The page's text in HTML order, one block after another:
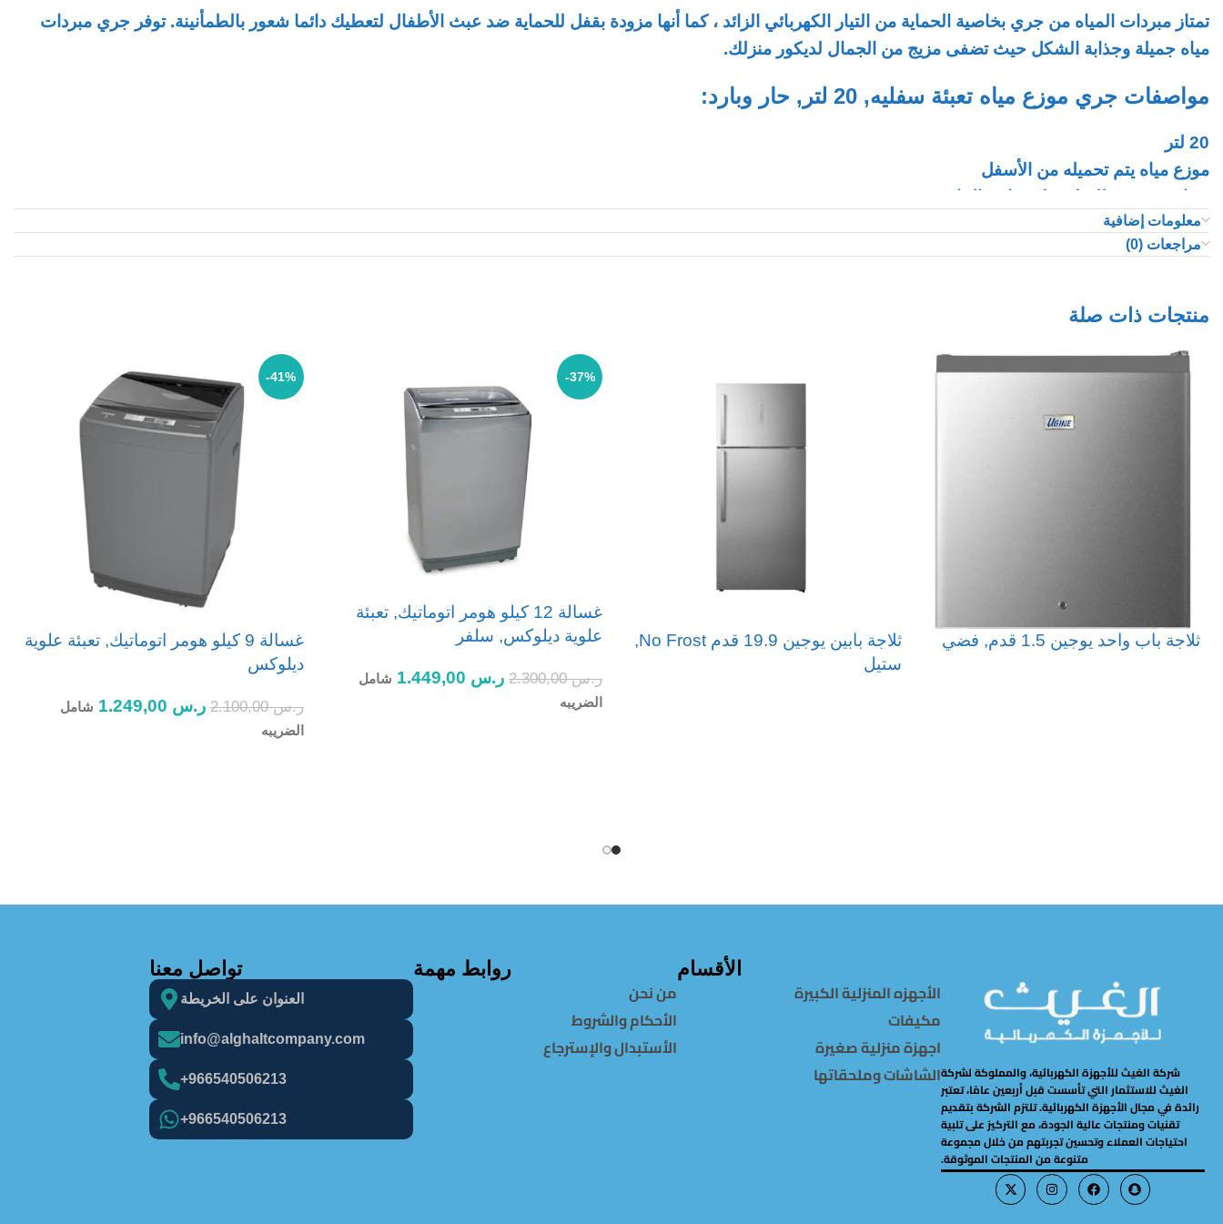
تمتاز مبردات المياه من جري بخاصية الحماية من التيار الكهربائي الزائد ، كما أنها مزودة بقفل للحماية ضد عبث الأطفال لتعطيك دائما شعور بالطمأنينة. توفر جري مبردات
مياه جميلة وجذابة الشكل حيث تضفى مزيج من الجمال لديكور منزلك.
مواصفات جري موزع مياه تعبئة سفليه, 20 لتر, حار وبارد:
20 لتر
موزع مياه يتم تحميله من الأسفل
نوع قائم مع خزانة سعة 20 لترًا
ضاغط تبريد عالي الكفاءة
خزان المياه البارد والحار من الاستانليس ستيل مقاوم للصدأ
تصميم ذو وزن خفيف لأي زاوية بالمنزل
معلومات إضافية
مراجعات (0)
منتجات ذات صلة
ثلاجة باب واحد يوجين 1.5 قدم, فضي
ثلاجة بابين يوجين 19.9 قدم No Frost,
ستيل
-37%
غسالة 12 كيلو هومر اتوماتيك, تعبئة
علوية ديلوكس, سلفر
ر.س2.300,00 ر.س
شامل
الضريبه
-41%
غسالة 9 كيلو هومر اتوماتيك, تعبئة علوية
ديلوكس
ر.س2.100,00 ر.س
شامل
الضريبه
شركة الغيث للأجهزة الكهربائية، والمملوكة لشركة
الغيث للاستثمار التي تأسست قبل أربعين عامًا، تعتبر
رائدة في مجال الأجهزة الكهربائية. تلتزم الشركة بتقديم
تقنيات ومنتجات عالية الجودة، مع التركيز على تلبية
احتياجات العملاء وتحسين تجربتهم من خلال مجموعة
متنوعة من المنتجات الموثوقة.
الأقسام
الأجهزه المنزلية الكبيرة
مكيفات
اجهزة منزلية صغيرة
الشاشات وملحقاتها
روابط مهمة
من نحن
الأحكام والشروط
الأستبدال والإسترجاع
تواصل معنا
العنوان على الخريطة
info@alghaItcompany.com
966540506213+
966540506213+